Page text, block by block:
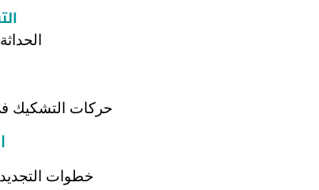
حركات التشكيك
خطوات التجديد